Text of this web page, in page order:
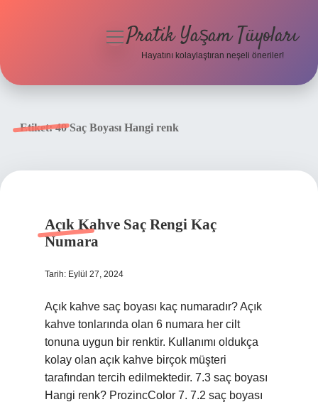
menüyü
Pratik Yaşam Tüyoları
Hayatını kolaylaştıran neşeli öneriler!
Etiket:40 Saç Boyası Hangi renk
Açık Kahve Saç Rengi Kaç
Numara
Tarih: Eylül 27, 2024
Açık kahve saç boyası kaç numaradır? Açık
kahve tonlarında olan 6 numara her cilt
tonuna uygun bir renktir. Kullanımı oldukça
kolay olan açık kahve birçok müşteri
tarafından tercih edilmektedir. 7.3 saç boyası
Hangi renk? ProzincColor 7. 7.2 saç boyası